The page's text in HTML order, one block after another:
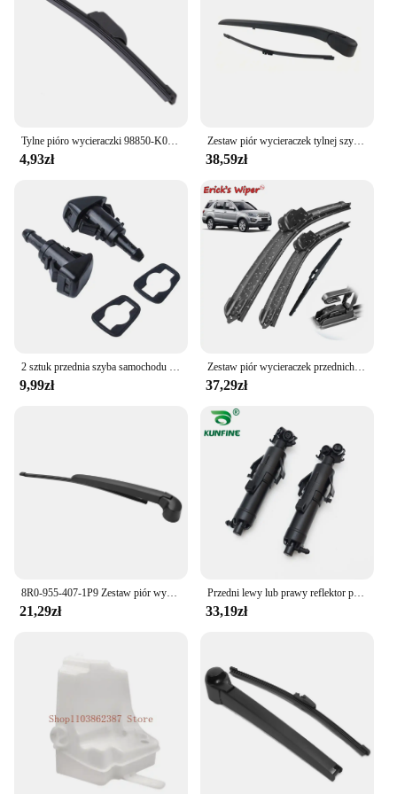
Tylne pióro wycieraczki 98850-K0000 dla Kia Soul 2019-2023 wymienne akcesoria samochodowe z ostrzem wycieraczka tylnej szyby
4,93zł
Zestaw piór wycieraczek tylnej szyby samochodu dla Volvo XC90 V90 2016 2017 2018 32219752 31253325
38,59zł
2 sztuk przednia szyba samochodu dysza spryskiwacza ramię wycieraczki dysza rozpylająca dla Chrysler dla Jeep dla Dodge serii 5303833AA 5116079AA
9,99zł
Zestaw piór wycieraczek przednich i tylnych Erick do Chana CX70 2016-2020 Szczotki przeciwdeszczowe szyby przedniej 22 "+ 19" + 10"
37,29zł
8R0‐955‐407‐1P9 Zestaw piór wycieraczek tylnej szyby z gumy ABS Odporny na ciepło zamiennik do A3 2006-2013 do naprawy
21,29zł
Przedni lewy lub prawy reflektor podkładka opryskiwacz dysza do pompy cylindra OEM NO.3VD 955 965 / 3V0 955 965 / 3VD 955 966 / 3V0 955 966
33,19zł